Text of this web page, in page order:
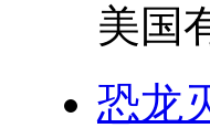
美国
恐龙